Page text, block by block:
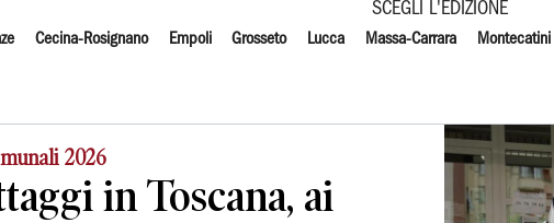
SCEGLI L'EDIZIONE
Cecina-Rosignano Empoli Grosseto Lucca Massa-Carrara Montecatini
2026
in Toscana, ai